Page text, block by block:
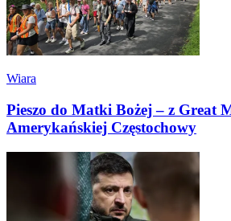
Wiara
Pieszo do Matki Bożej – z Great
Amerykańskiej Częstochowy